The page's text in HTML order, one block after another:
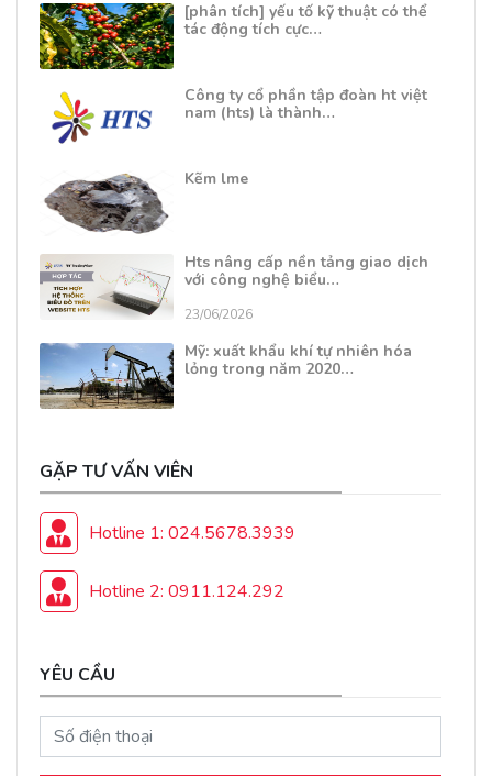
[phân tích] yếu tố kỹ thuật có thể
tác động tích cực…
Công ty cổ phần tập đoàn ht việt
nam (hts) là thành…
Kẽm lme
Hts nâng cấp nền tảng giao dịch
với công nghệ biểu…
23/06/2026
Mỹ: xuất khẩu khí tự nhiên hóa
lỏng trong năm 2020…
GẶP TƯ VẤN VIÊN
Hotline 1: 024.5678.3939
Hotline 2: 0911.124.292
YÊU CẦU